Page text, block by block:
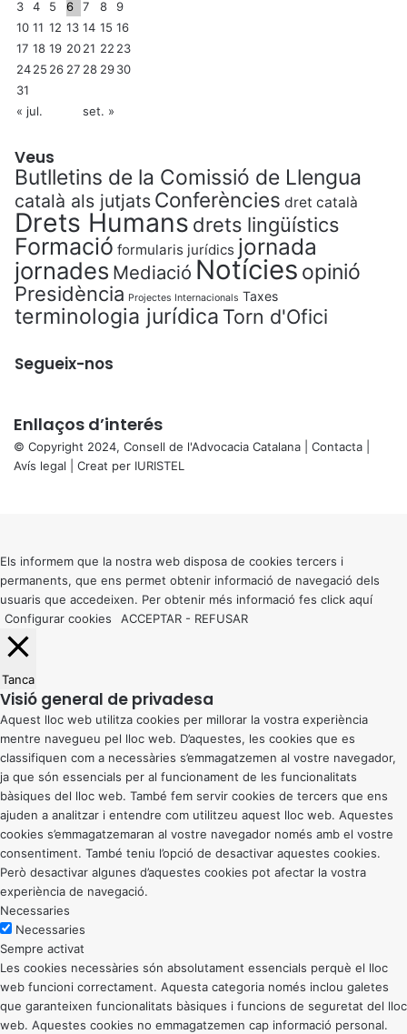
3
4 5 6 7 8
9
10 11 12 13 14 15 16
17 18 19 2021 22 23
2425 26 27 28 2930
31
« jul.
set. »
Veus
Butlletins de la Comissió de Llengua
català als jutjats Conferències dret català
Drets Humans drets lingüístics
Formació formularis jurídics jornada
jornades Mediació Notícies opinió
Presidència Projectes Internacionals Taxes
terminologia jurídica Torn d'Ofici
Segueix-nos
Enllaços d’interés
© Copyright 2024, Consell de l'Advocacia Catalana | Contacta
Avís legal | Creat per IURISTEL
button
Els informem que la nostra web disposa de cookies tercers i
permanents, que ens permet obtenir informació de navegació dels
usuaris que accedeixen. Per obtenir més informació fes click aquí
Configurar cookies
ACCEPTAR - REFUSAR
Tanca
Visió general de privadesa
Aquest lloc web utilitza cookies per millorar la vostra experiència
mentre navegueu pel lloc web. D’aquestes, les cookies que es
classifiquen com a necessàries s’emmagatzemen al vostre navegador,
ja que són essencials per al funcionament de les funcionalitats
bàsiques del lloc web. També fem servir cookies de tercers que ens
ajuden a analitzar i entendre com utilitzeu aquest lloc web. Aquestes
cookies s’emmagatzemaran al vostre navegador només amb el vostre
consentiment. També teniu l’opció de desactivar aquestes cookies.
Però desactivar algunes d’aquestes cookies pot afectar la vostra
experiència de navegació.
Necessaries
Necessaries
Sempre activat
Les cookies necessàries són absolutament essencials perquè el lloc
web funcioni correctament. Aquesta categoria només inclou galetes
que garanteixen funcionalitats bàsiques i funcions de seguretat del lloc
web. Aquestes cookies no emmagatzemen cap informació personal.